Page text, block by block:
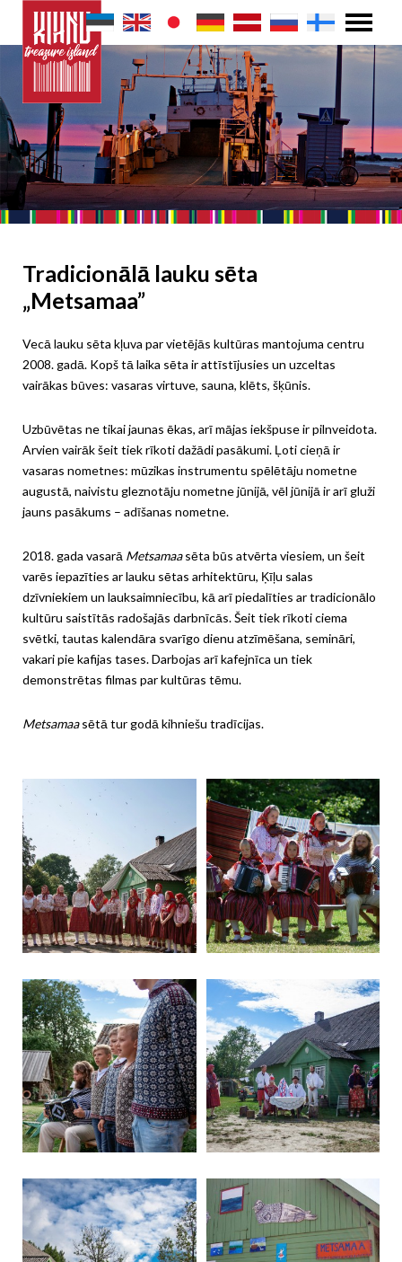
Tradicionālā lauku sēta
„Metsamaa”
Vecā lauku sēta kļuva par vietējās kultūras mantojuma centru
2008. gadā. Kopš tā laika sēta ir attīstījusies un uzceltas
vairākas būves: vasaras virtuve, sauna, klēts, šķūnis.
Uzbūvētas ne tikai jaunas ēkas, arī mājas iekšpuse ir pilnveidota.
Arvien vairāk šeit tiek rīkoti dažādi pasākumi. Ļoti cieņā ir
vasaras nometnes: mūzikas instrumentu spēlētāju nometne
augustā, naivistu gleznotāju nometne jūnijā, vēl jūnijā ir arī gluži
jauns pasākums – adīšanas nometne.
2018. gada vasarā Metsamaasēta būs atvērta viesiem, un šeit
varēs iepazīties ar lauku sētas arhitektūru, Ķīļu salas
dzīvniekiem un lauksaimniecību, kā arī piedalīties ar tradicionālo
kultūru saistītās radošajās darbnīcās. Šeit tiek rīkoti ciema
svētki, tautas kalendāra svarīgo dienu atzīmēšana, semināri,
vakari pie kafijas tases. Darbojas arī kafejnīca un tiek
demonstrētas filmas par kultūras tēmu.
Metsamaasētā tur godā kihniešu tradīcijas.